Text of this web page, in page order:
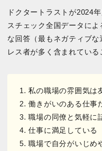
ドクタートラストが2024
スチェック全国データに
な回答（最もネガティブ
レス者が多く含まれている
1. 私の職場の雰囲気は
2. 働きがいのある仕事
3. 職場の同僚と気軽に
4. 仕事に満足している
5. 職場で自分がいじめ